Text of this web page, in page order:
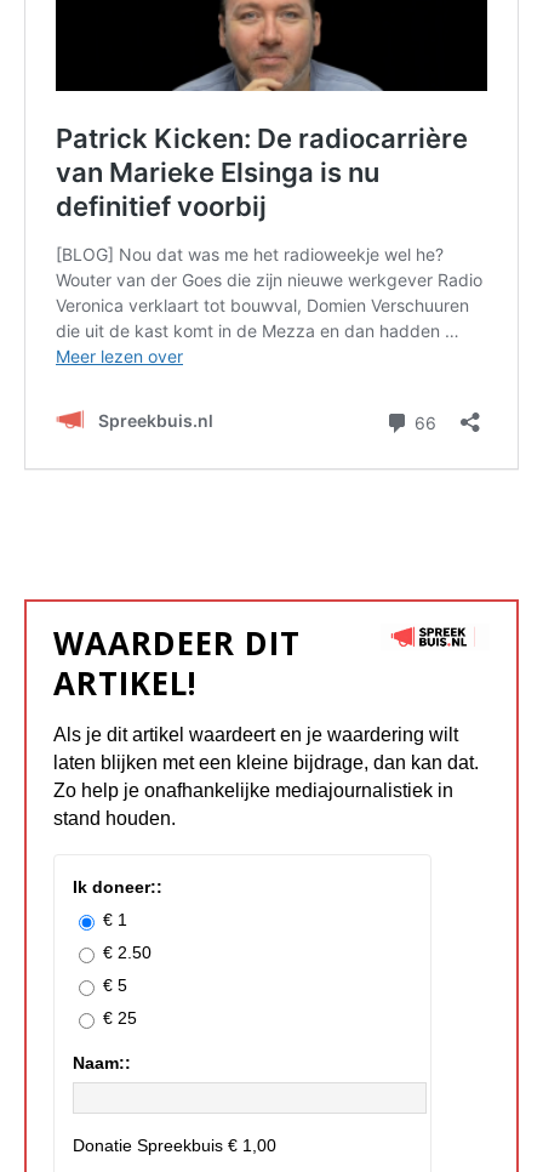
WAARDEER DIT
ARTIKEL!
Als je dit artikel waardeert en je waardering wilt
laten blijken met een kleine bijdrage, dan kan dat.
Zo help je onafhankelijke mediajournalistiek in
stand houden.
Ik doneer::
€ 1
€ 2.50
€ 5
€ 25
Naam::
Donatie Spreekbuis € 1,00